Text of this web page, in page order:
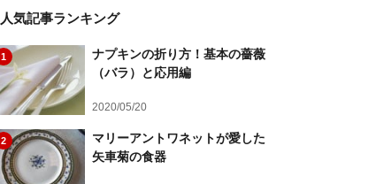
人気記事ランキング
1
ナプキンの折り方！基本の薔薇
（バラ）と応用編
2020/05/20
2
マリーアントワネットが愛した
矢車菊の食器